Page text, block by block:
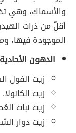
والأسماك، وهي
أقلّ من ذرات
الموجودة فيها،
الدهون
زيت الفول
زيت الكانولا.
زيت نبات
زيت دوار